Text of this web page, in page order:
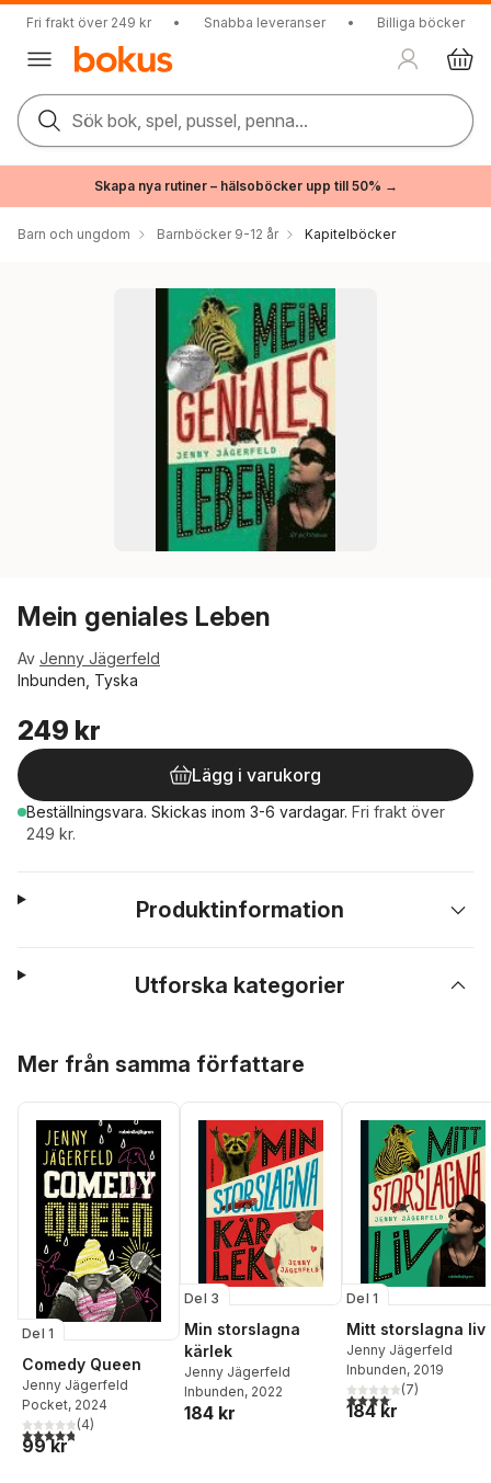
Fri frakt över 249 kr • Snabba leveranser • Billiga böcker
Sök bok, spel, pussel, penna...
Skapa nya rutiner – hälsoböcker upp till 50% →
Barn och ungdom Barnböcker 9-12 år Kapitelböcker
Mein geniales Leben
Av Jenny Jägerfeld
Inbunden, Tyska
249 kr
Lägg i varukorg
Beställningsvara. Skickas inom 3-6 vardagar. Fri frakt över
249 kr.
Produktinformation
Utforska kategorier
Mer från samma författare
Del 1
Comedy Queen
Jenny Jägerfeld
Pocket, 2024
4,8utav 5 stjärnor. Totalt antal röster:
(4)
99 kr
Del 3
Min storslagna
kärlek
Jenny Jägerfeld
Inbunden, 2022
184 kr
Del 1
Mitt storslagna liv
Jenny Jägerfeld
Inbunden, 2019
4,1utav 5 stjärnor.
(7)
184 kr